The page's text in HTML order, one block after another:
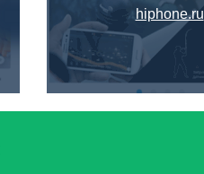
hiphone.ru